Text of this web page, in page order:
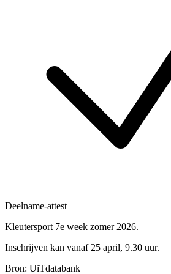
Deelname-attest
Kleutersport 7e week zomer 2026.
Inschrijven kan vanaf 25 april, 9.30 uur.
Bron: UiTdatabank